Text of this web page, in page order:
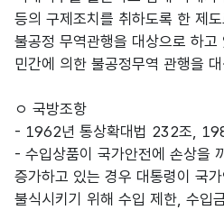
등의 구제조치를 취하도록 한 제
불공정 무역관행을 대상으로 하
민간에 의한 불공정무역 관행을
ㅇ 국방조항
- 1962년 통상확대법 232조,
- 수입상품이 국가안전에 손상을
증가하고 있는 경우 대통령이 국
불식시키기 위해 수입 제한, 수입